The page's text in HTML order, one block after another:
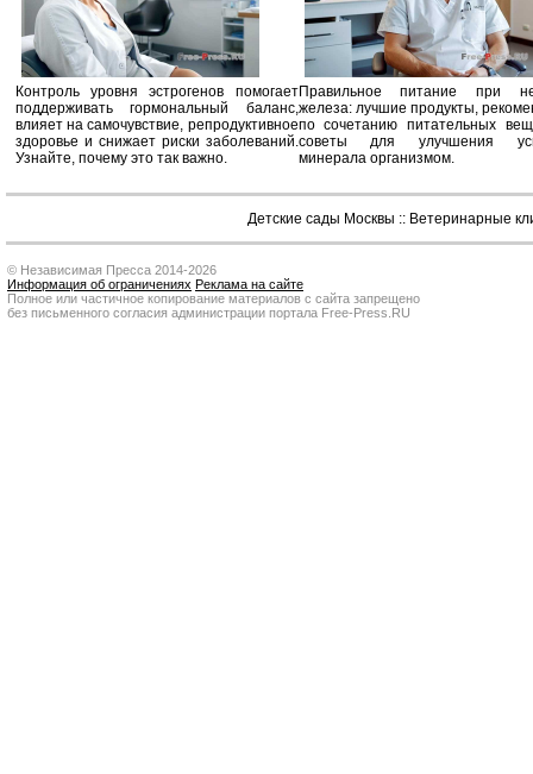
Контроль уровня эстрогенов помогает
поддерживать гормональный баланс,
влияет на самочувствие, репродуктивное
здоровье и снижает риски заболеваний.
Узнайте, почему это так важно.
Правильное питание при
железа: лучшие продукты,
по сочетанию питательных
советы для улучшения
минерала организмом.
Детские сады Москвы :: Ветеринарные
© Независимая Пресса 2014-2026
Информация об ограничениях Реклама на сайте
Полное или частичное копирование материалов с сайта запрещено
без письменного согласия администрации портала Free-Press.RU